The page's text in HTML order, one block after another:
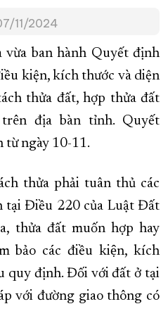
LỊCH CẮT ĐIỆN
PHÁT TRIỂN TỈNH KHÁNH HÒA
THÀNH PHỐ TRỰC THUỘC
11/2024
ban hành Quyết định
kiện, kích thước và diện
thửa đất, hợp thửa đất
địa bàn tỉnh. Quyết
từ ngày 10-11.
thửa phải tuân thủ các
tại Điều 220 của Luật Đất
thửa đất muốn hợp hay
bảo các điều kiện, kích
quy định. Đối với đất ở tại
với đường giao thông có